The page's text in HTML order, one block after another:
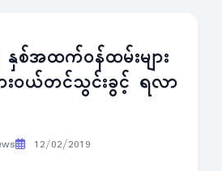
အထက်ဝန်ထမ်းများ
ားဝယ်တင်သွင်းခွင့် ရလာ
12/02/2019